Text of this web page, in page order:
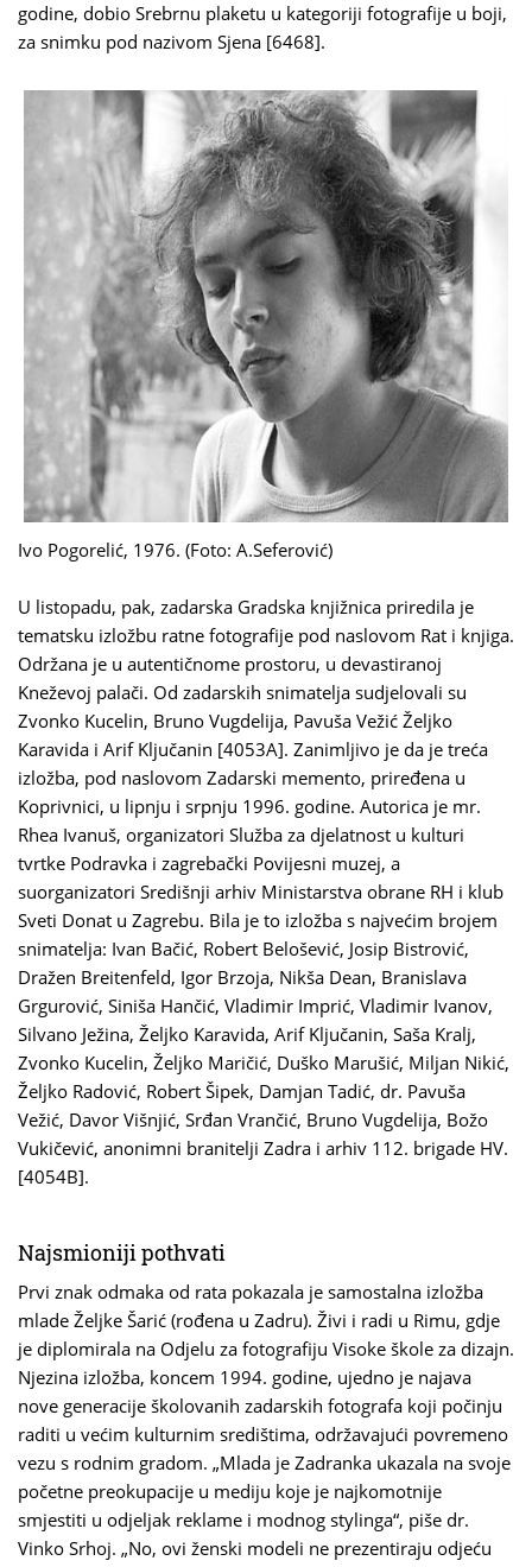
godine, dobio Srebrnu plaketu u kategoriji fotografije u boji,
za snimku pod nazivom Sjena [6468].
Ivo Pogorelić, 1976. (Foto: A.Seferović)
U listopadu, pak, zadarska Gradska knjižnica priredila je
tematsku izložbu ratne fotografije pod naslovom Rat i knjiga.
Održana je u autentičnome prostoru, u devastiranoj
Kneževoj palači. Od zadarskih snimatelja sudjelovali su
Zvonko Kucelin, Bruno Vugdelija, Pavuša Vežić Željko
Karavida i Arif Ključanin [4053A]. Zanimljivo je da je treća
izložba, pod naslovom Zadarski memento, priređena u
Koprivnici, u lipnju i srpnju 1996. godine. Autorica je mr.
Rhea Ivanuš, organizatori Služba za djelatnost u kulturi
tvrtke Podravka i zagrebački Povijesni muzej, a
suorganizatori Središnji arhiv Ministarstva obrane RH i klub
Sveti Donat u Zagrebu. Bila je to izložba s najvećim brojem
snimatelja: Ivan Bačić, Robert Belošević, Josip Bistrović,
Dražen Breitenfeld, Igor Brzoja, Nikša Dean, Branislava
Grgurović, Siniša Hančić, Vladimir Imprić, Vladimir Ivanov,
Silvano Ježina, Željko Karavida, Arif Ključanin, Saša Kralj,
Zvonko Kucelin, Željko Maričić, Duško Marušić, Miljan Nikić,
Željko Radović, Robert Šipek, Damjan Tadić, dr. Pavuša
Vežić, Davor Višnjić, Srđan Vrančić, Bruno Vugdelija, Božo
Vukičević, anonimni branitelji Zadra i arhiv 112. brigade HV.
[4054B].
Najsmioniji pothvati
Prvi znak odmaka od rata pokazala je samostalna izložba
mlade Željke Šarić (rođena u Zadru). Živi i radi u Rimu, gdje
je diplomirala na Odjelu za fotografiju Visoke škole za dizajn.
Njezina izložba, koncem 1994. godine, ujedno je najava
nove generacije školovanih zadarskih fotografa koji počinju
raditi u većim kulturnim središtima, održavajući povremeno
vezu s rodnim gradom. „Mlada je Zadranka ukazala na svoje
početne preokupacije u mediju koje je najkomotnije
smjestiti u odjeljak reklame i modnog stylinga“, piše dr.
Vinko Srhoj. „No, ovi ženski modeli ne prezentiraju odjeću